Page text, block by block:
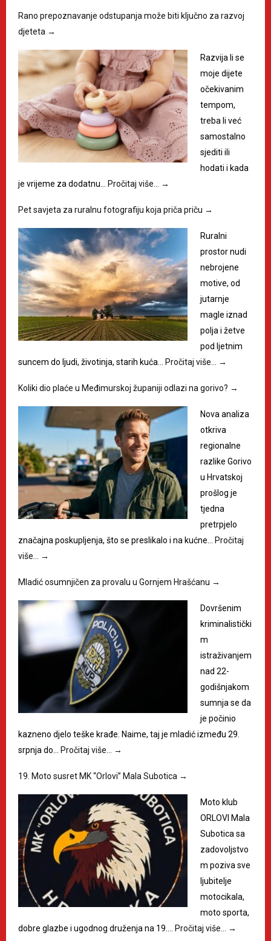
Rano prepoznavanje odstupanja može biti ključno za razvoj
djeteta →
Razvija li se
moje dijete
očekivanim
tempom,
treba li već
samostalno
sjediti ili
hodati i kada
je vrijeme za dodatnu… Pročitaj više… →
Pet savjeta za ruralnu fotografiju koja priča priču →
Ruralni
prostor nudi
nebrojene
motive, od
jutarnje
magle iznad
polja i žetve
pod ljetnim
suncem do ljudi, životinja, starih kuća… Pročitaj više… →
Koliki dio plaće u Međimurskoj županiji odlazi na gorivo? →
Nova analiza
otkriva
regionalne
razlike Gorivo
u Hrvatskoj
prošlog je
tjedna
pretrpjelo
značajna poskupljenja, što se preslikalo i na kućne… Pročitaj
više…
→
Mladić osumnjičen za provalu u Gornjem Hrašćanu →
Dovršenim
kriminalistički
m
istraživanjem
nad 22-
godišnjakom
sumnja se da
je počinio
kazneno djelo teške krađe. Naime, taj je mladić između 29.
srpnja do… Pročitaj više… →
19. Moto susret MK “Orlovi” Mala Subotica →
Moto klub
ORLOVI Mala
Subotica sa
zadovoljstvo
m poziva sve
ljubitelje
motocikala,
moto sporta,
dobre glazbe i ugodnog druženja na 19.… Pročitaj više… →